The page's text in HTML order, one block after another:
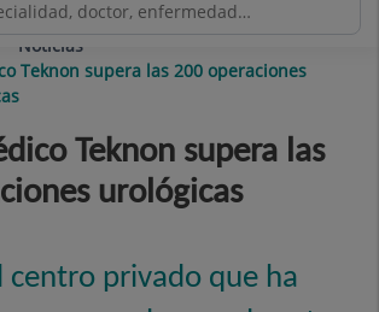
Noticias
Teknon supera las 200 operaciones
Teknon supera las
urológicas
centro privado que ha